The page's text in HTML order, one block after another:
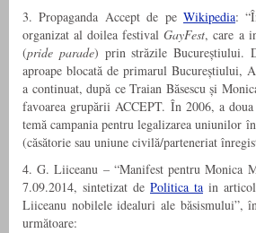
3. Propaganda Accept de pe Wikipedia:
organizat al doilea festivalGayFest, care a
(pride parade) prin străzile Bucureștiului.
aproape blocată de primarul Bucureștiului,
a continuat, după ce Traian Băsescu și
favoarea grupării ACCEPT. În 2006, a
temă campania pentru legalizarea uniunilor
(căsătorie sau uniune civilă/parteneriat
4. G. Liiceanu – “Manifest pentru Monica
7.09.2014, sintetizat de Politica ta in
Liiceanu nobilele idealuri ale băsismului”,
următoare: